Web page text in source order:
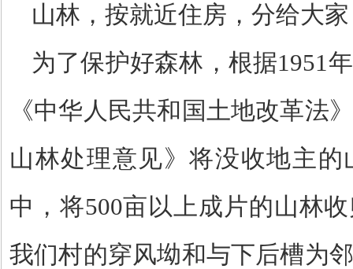
山林，按就近住房，分给大
为了保护好森林，根据1951年
《中华人民共和国土地改革法
山林处理意见》将没收地主
中，将500亩以上成片的山林
我们村的穿风坳和与下后槽为